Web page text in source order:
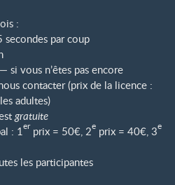
:
par coup
si vous n’êtes pas encore
contacter (prix de la licence :
adultes)
gratuite
: 1er prix = 50€, 2e prix = 40€, 3e
les participantes